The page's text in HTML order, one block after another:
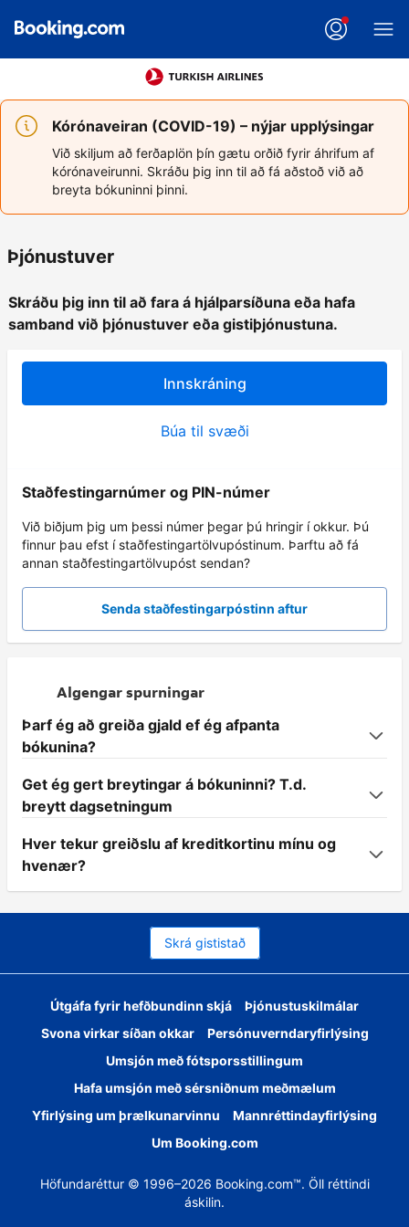
Kórónaveiran (COVID-19) – nýjar upplýsingar
Við skiljum að ferðaplön þín gætu orðið fyrir áhrifum af
kórónaveirunni. Skráðu þig inn til að fá aðstoð við að
breyta bókuninni þinni.
Þjónustuver
Skráðu þig inn til að fara á hjálparsíðuna eða hafa
samband við þjónustuver eða gistiþjónustuna.
Innskráning
Búa til svæði
Staðfestingarnúmer og PIN-númer
Við biðjum þig um þessi númer þegar þú hringir í okkur. Þú
finnur þau efst í staðfestingartölvupóstinum. Þarftu að fá
annan staðfestingartölvupóst sendan?
Senda staðfestingarpóstinn aftur
Algengar spurningar
Þarf ég að greiða gjald ef ég afpanta
bókunina?
Get ég gert breytingar á bókuninni? T.d.
breytt dagsetningum
Hver tekur greiðslu af kreditkortinu mínu og
hvenær?
Skrá gististað
Útgáfa fyrir hefðbundinn skjá
Þjónustuskilmálar
Svona virkar síðan okkar
Persónuverndaryfirlýsing
Umsjón með fótsporsstillingum
Hafa umsjón með sérsniðnum meðmælum
Yfirlýsing um þrælkunarvinnu
Mannréttindayfirlýsing
Um Booking.com
Höfundaréttur © 1996–2026 Booking.com™. Öll réttindi
áskilin.